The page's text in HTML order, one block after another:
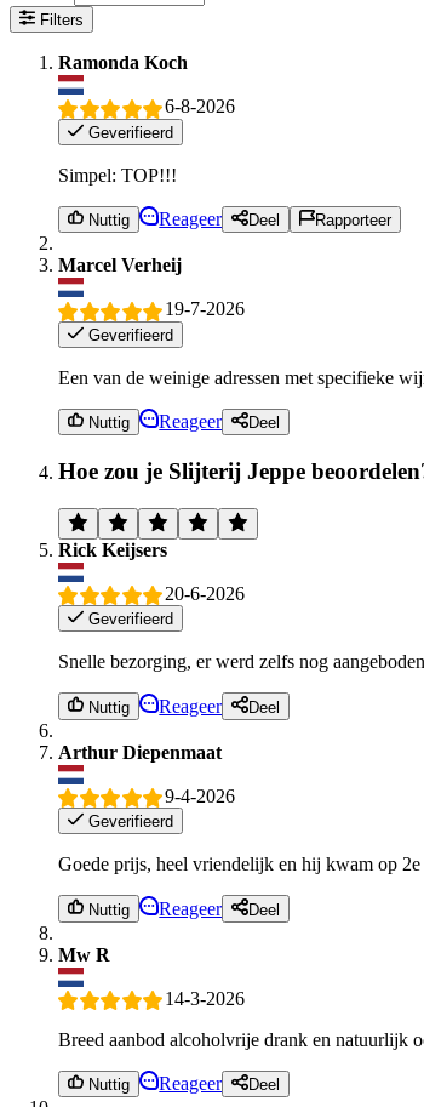
Filters
Ramonda Koch
6-8-2026
Geverifieerd
Simpel: TOP!!!
Nuttig Reageer Deel Rapporteer
Marcel Verheij
19-7-2026
Geverifieerd
Een van de weinige adressen met specifieke
Nuttig Reageer Deel
Hoe zou je Slijterij Jeppe
Rick Keijsers
20-6-2026
Geverifieerd
Snelle bezorging, er werd zelfs nog
Nuttig Reageer Deel
Arthur Diepenmaat
9-4-2026
Geverifieerd
Goede prijs, heel vriendelijk en hij kwam op
Nuttig Reageer Deel
Mw R
14-3-2026
Breed aanbod alcoholvrije drank en natuurlijk
Nuttig Reageer Deel